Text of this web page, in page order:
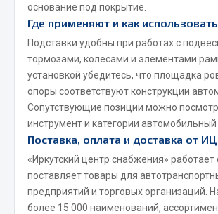
РТИ
Кольца уплотнительные
Лента конвейерная
Манжеты
Паронит
Патрубки
Прокладки
Рукава высокого давления
Показать ещё
основание под покрытие.
Где применяют и как
Подставки удобны при работах с
тормозами, колесами и элементами
установкой убедитесь, что площадка
опоры соответствуют конструкции
Сопутствующие позиции можно
инструменти категории автомобильный
Поставка, оплата и доставка от
«Иркутский центр снабжения» работает
поставляет товары для
предприятий и торговых организаций.
более 15 000 наименований,